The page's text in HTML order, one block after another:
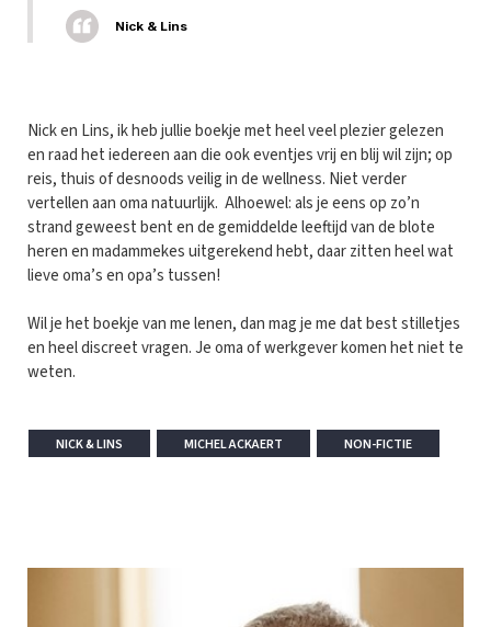
Nick & Lins
Nick en Lins, ik heb jullie boekje met heel veel plezier gelezen
en raad het iedereen aan die ook eventjes vrij en blij wil zijn; op
reis, thuis of desnoods veilig in de wellness. Niet verder
vertellen aan oma natuurlijk. Alhoewel: als je eens op zo’n
strand geweest bent en de gemiddelde leeftijd van de blote
heren en madammekes uitgerekend hebt, daar zitten heel wat
lieve oma’s en opa’s tussen!
Wil je het boekje van me lenen, dan mag je me dat best stilletjes
en heel discreet vragen. Je oma of werkgever komen het niet te
weten.
NICK & LINS MICHEL ACKAERT NON-FICTIE